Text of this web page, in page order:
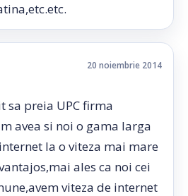
20 noiembrie 2014
sa preia UPC firma
avea si noi o gama larga
la o viteza mai mare
ales ca noi cei
viteza de internet